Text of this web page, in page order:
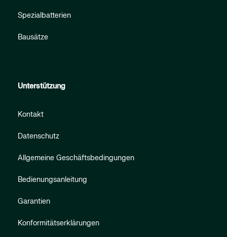
Spezialbatterien
Bausätze
Unterstützung
Kontakt
Datenschutz
Allgemeine Geschäftsbedingungen
Bedienungsanleitung
Garantien
Konformitätserklärungen